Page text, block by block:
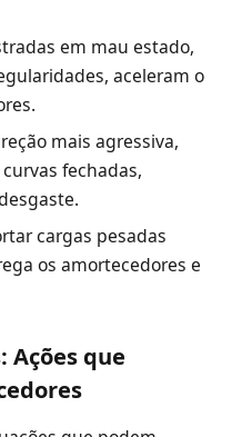
em mau estado,
aceleram o
mais agressiva,
fechadas,
cargas pesadas
os amortecedores e
Ações que